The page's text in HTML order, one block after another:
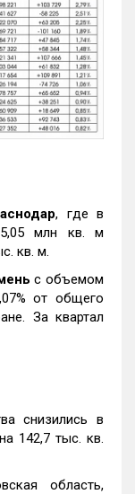
, где в
5,05 млн кв. м
кв. м.
с объемом
от общего
За квартал
снизились в
142,7 тыс. кв.
область,